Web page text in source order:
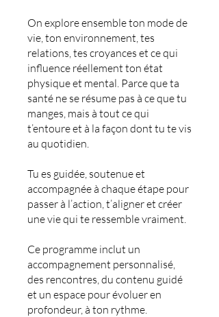
On explore ensemble ton mode de
vie, ton environnement, tes
relations, tes croyances et ce qui
influence réellement ton état
physique et mental. Parce que ta
santé ne se résume pas à ce que tu
manges, mais à tout ce qui
t’entoure et à la façon dont tu te vis
au quotidien.
Tu es guidée, soutenue et
accompagnée à chaque étape pour
passer à l’action, t’aligner et créer
une vie qui te ressemble vraiment.
Ce programme inclut un
accompagnement personnalisé,
des rencontres, du contenu guidé
et un espace pour évoluer en
profondeur, à ton rythme.